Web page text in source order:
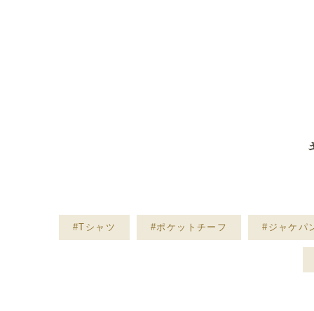
#Tシャツ #ポケットチーフ #ジャケパ